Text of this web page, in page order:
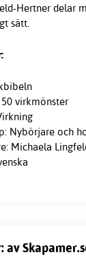
Hertner delar
sätt.
virkmönster
Nybörjare och
Michaela
av